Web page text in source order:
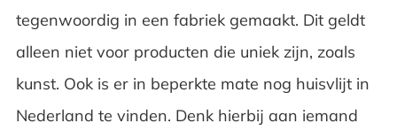
tegenwoordig in een fabriek gemaakt. Dit geldt
alleen niet voor producten die uniek zijn, zoals
kunst. Ook is er in beperkte mate nog huisvlijt in
Nederland te vinden. Denk hierbij aan iemand